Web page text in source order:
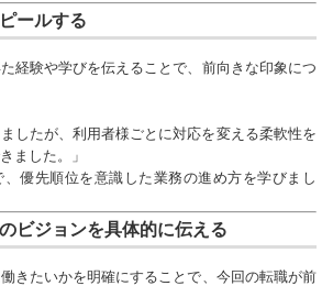
ールする
経験や学びを伝えることで、前向きな印象につ
ましたが、利用者様ごとに対応を変える柔軟性を
ました。」
、優先順位を意識した業務の進め方を学びまし
ビジョンを具体的に伝える
きたいかを明確にすることで、今回の転職が前